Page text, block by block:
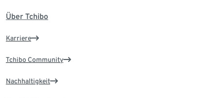
Über Tchibo
Karriere
Tchibo Community
Nachhaltigkeit